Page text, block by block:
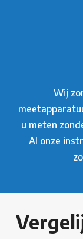
Wij
u meten
Al onze